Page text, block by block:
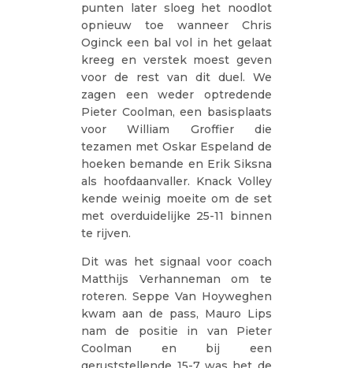
punten later sloeg het noodlot
opnieuw toe wanneer Chris
Oginck een bal vol in het gelaat
kreeg en verstek moest geven
voor de rest van dit duel. We
zagen een weder optredende
Pieter Coolman, een basisplaats
voor William Groffier die
tezamen met Oskar Espeland de
hoeken bemande en Erik Siksna
als hoofdaanvaller. Knack Volley
kende weinig moeite om de set
met overduidelijke 25-11 binnen
te rijven.
Dit was het signaal voor coach
Matthijs Verhanneman om te
roteren. Seppe Van Hoyweghen
kwam aan de pass, Mauro Lips
nam de positie in van Pieter
Coolman en bij een